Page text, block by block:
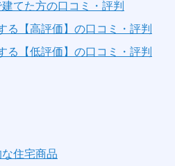
てた方の口コミ・評判
る【高評価】の口コミ・評判
る【低評価】の口コミ・評判
住宅商品